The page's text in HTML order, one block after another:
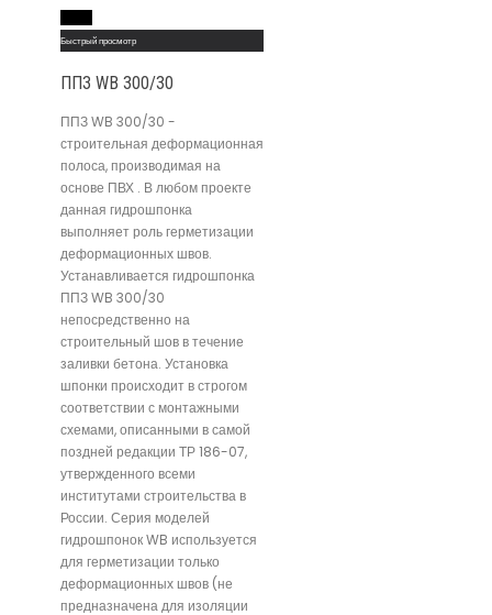
Быстрый просмотр
ППЗ WB 300/30
ППЗ WB 300/30 -
строительная деформационная
полоса, производимая на
основе ПВХ . В любом проекте
данная гидрошпонка
выполняет роль герметизации
деформационных швов.
Устанавливается гидрошпонка
ППЗ WB 300/30
непосредственно на
строительный шов в течение
заливки бетона. Установка
шпонки происходит в строгом
соответствии с монтажными
схемами, описанными в самой
поздней редакции ТР 186-07,
утвержденного всеми
институтами строительства в
России. Серия моделей
гидрошпонок WB используется
для герметизации только
деформационных швов (не
предназначена для изоляции